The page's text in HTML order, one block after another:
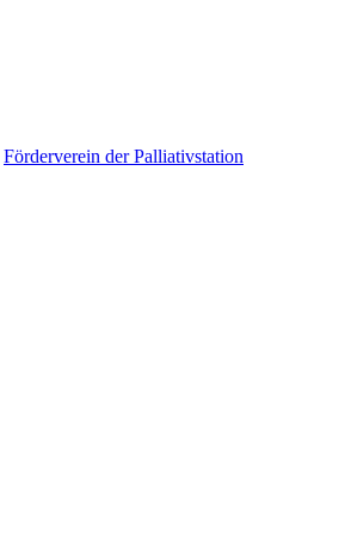
Förderverein der Palliativstation